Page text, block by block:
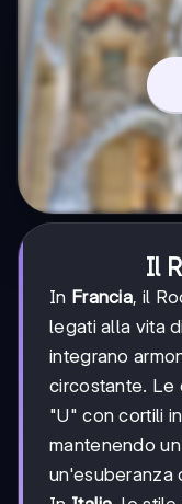
Il
In Francia, il
legati alla vita
integrano
circostante. Le
"U" con cortili
mantenendo
un'esuberanza